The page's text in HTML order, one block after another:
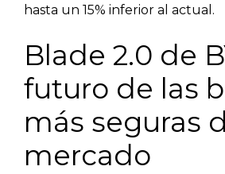
hasta un 15% inferior al actual.
Blade 2.0 de
futuro de las
más seguras
mercado